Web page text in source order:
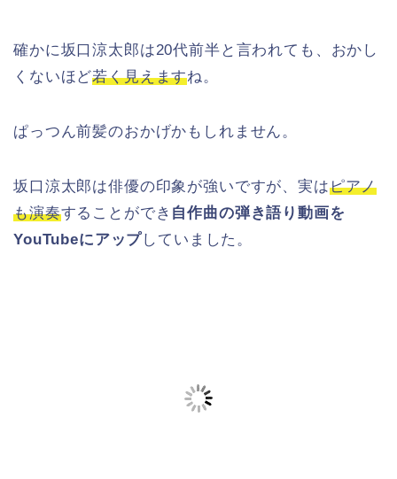
確かに坂口涼太郎は20代前半と言われても、おかし
くないほど若く見えますね。
ぱっつん前髪のおかげかもしれません。
坂口涼太郎は俳優の印象が強いですが、実はピアノ
も演奏することができ 自作曲の弾き語り動画を
YouTubeにアップしていました。